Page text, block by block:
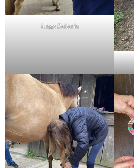
Junge Reiterin